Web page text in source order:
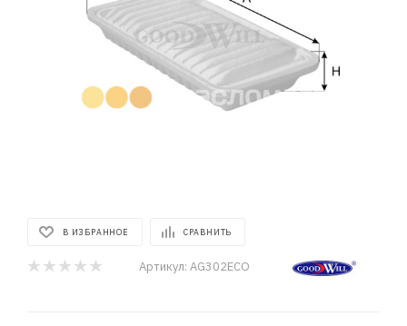
В ИЗБРАННОЕ СРАВНИТЬ
Артикул: AG302ECO